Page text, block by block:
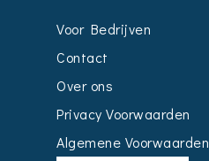
Voor Bedrijven
Contact
Over ons
Privacy Voorwaarden
Algemene Voorwaarden